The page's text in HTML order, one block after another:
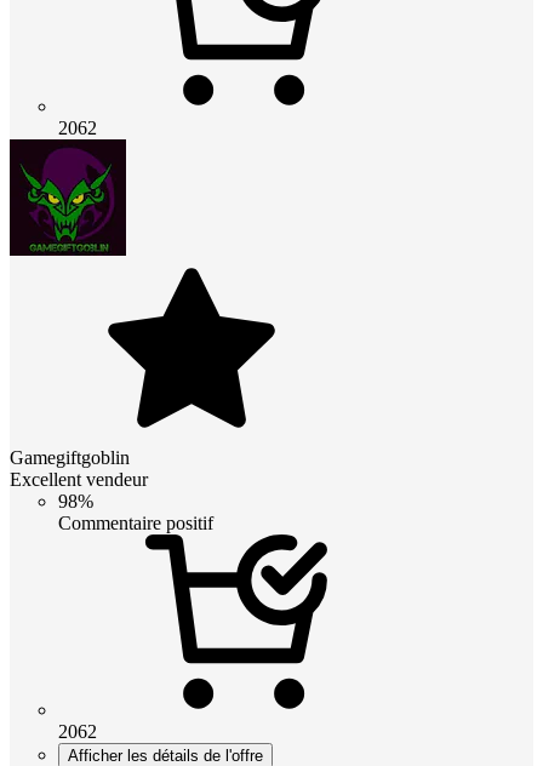
2062
Gamegiftgoblin
Excellent vendeur
98%
Commentaire positif
2062
Afficher les détails de l'offre